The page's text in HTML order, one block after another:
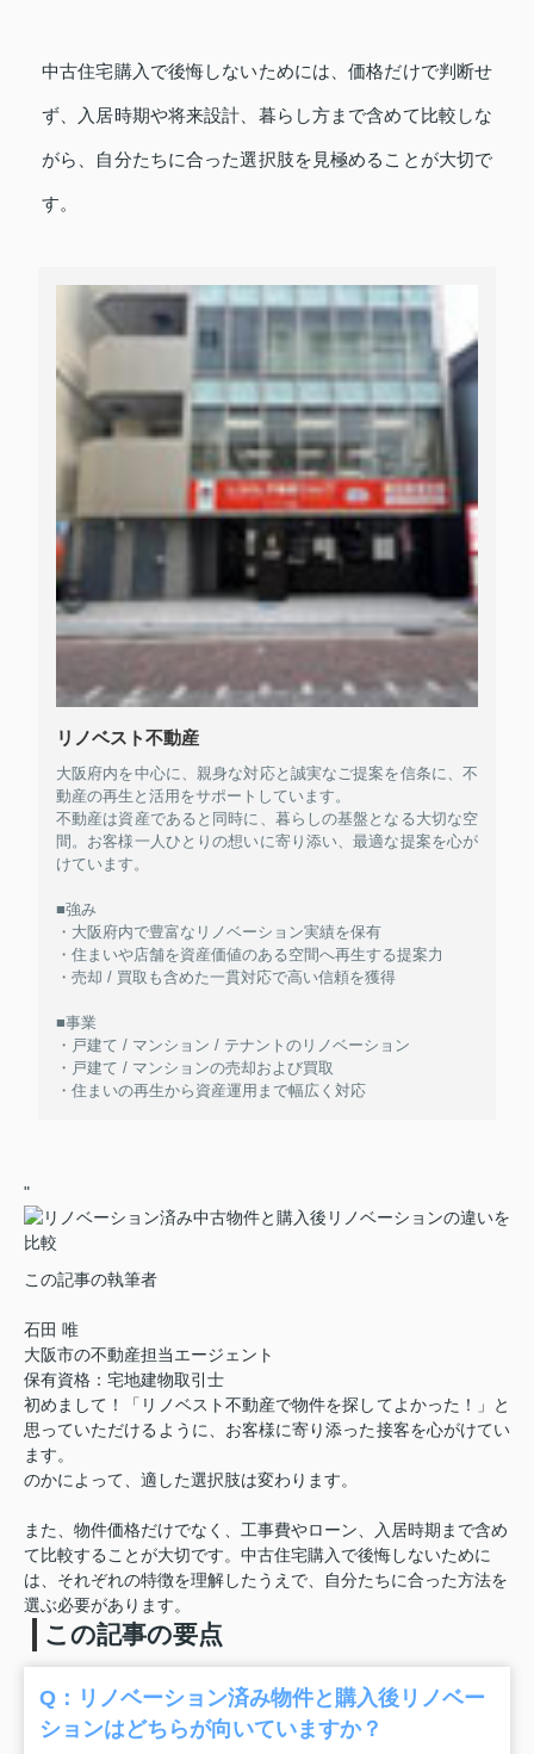
中古住宅購入で後悔しないためには、価格だけで判断せ
ず、入居時期や将来設計、暮らし方まで含めて比較しな
がら、自分たちに合った選択肢を見極めることが大切で
す。
リノベスト不動産
大阪府内を中心に、親身な対応と誠実なご提案を信条に、不
動産の再生と活用をサポートしています。
不動産は資産であると同時に、暮らしの基盤となる大切な空
間。お客様一人ひとりの想いに寄り添い、最適な提案を心が
けています。
■強み
・大阪府内で豊富なリノベーション実績を保有
・住まいや店舗を資産価値のある空間へ再生する提案力
・売却 / 買取も含めた一貫対応で高い信頼を獲得
■事業
・戸建て / マンション / テナントのリノベーション
・戸建て / マンションの売却および買取
・住まいの再生から資産運用まで幅広く対応
"
この記事の執筆者
石田 唯
大阪市の不動産担当エージェント
保有資格：宅地建物取引士
初めまして！「リノベスト不動産で物件を探してよかった！」と
思っていただけるように、お客様に寄り添った接客を心がけてい
ます。
のかによって、適した選択肢は変わります。
また、物件価格だけでなく、工事費やローン、入居時期まで含め
て比較することが大切です。中古住宅購入で後悔しないために
は、それぞれの特徴を理解したうえで、自分たちに合った方法を
選ぶ必要があります。
この記事の要点
Q：リノベーション済み物件と購入後リノベー
ションはどちらが向いていますか？